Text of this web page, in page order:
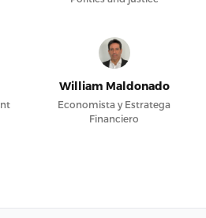
William Maldonado
Economista y Estratega
Financiero